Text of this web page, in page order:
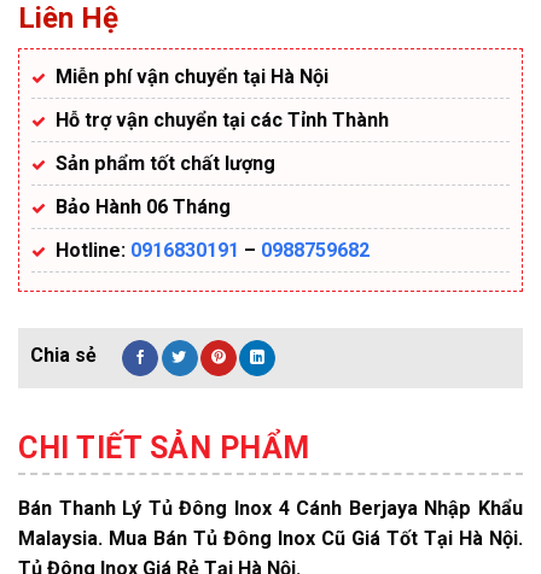
Liên Hệ
Miễn phí vận chuyển tại Hà Nội
Hỗ trợ vận chuyển tại các Tỉnh Thành
Sản phẩm tốt chất lượng
Bảo Hành 06 Tháng
Hotline: 0916830191 – 0988759682
CHI TIẾT SẢN PHẨM
Bán Thanh Lý Tủ Đông Inox 4 Cánh Berjaya Nhập Khẩu
Malaysia. Mua Bán Tủ Đông Inox Cũ Giá Tốt Tại Hà Nội.
Tủ Đông Inox Giá Rẻ Tại Hà Nội.